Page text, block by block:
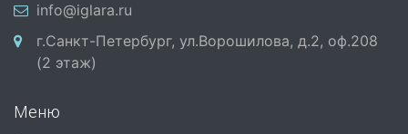
info@iglara.ru
г.Санкт-Петербург, ул.Ворошилова, д.2, оф.208
(2 этаж)
Меню